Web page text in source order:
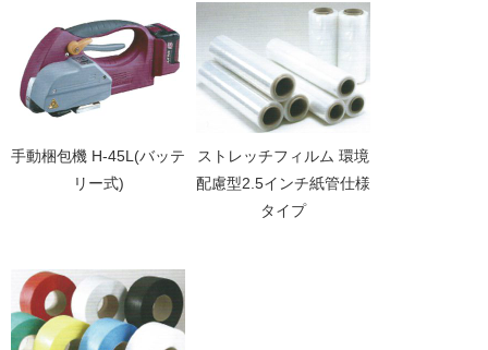
手動梱包機 H-45L(バッテ
リー式)
ストレッチフィルム 環境
配慮型2.5インチ紙管仕様
タイプ